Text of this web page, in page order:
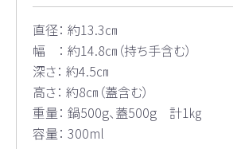
直径： 約13.3㎝
幅 ： 約14.8㎝（持ち手含む）
深さ： 約4.5㎝
高さ： 約8㎝（蓋含む）
重量： 鍋500g、蓋500g 計1㎏
容量： 300ml